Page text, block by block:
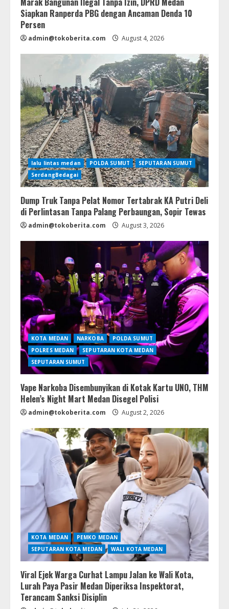
Siapkan Ranperda PBG dengan Ancaman Denda 10
Persen
admin@tokoberita.com August 4, 2026
lalu lintas medan POLDA SUMUT
SEPUTARAN SUMUT
SerdangBedagai
Dump Truk Tanpa Pelat Nomor Tertabrak KA Putri Deli
di Perlintasan Tanpa Palang Perbaungan, Sopir Tewas
admin@tokoberita.com August 3, 2026
KOTA MEDAN NARKOBA
POLDA SUMUT
POLRES MEDAN
SEPUTARAN KOTA MEDAN
SEPUTARAN SUMUT
Vape Narkoba Disembunyikan di Kotak Kartu UNO, THM
Helen’s Night Mart Medan Disegel Polisi
admin@tokoberita.com August 2, 2026
KOTA MEDAN
PEMKO MEDAN
SEPUTARAN KOTA MEDAN
WALI KOTA MEDAN
Viral Ejek Warga Curhat Lampu Jalan ke Wali Kota,
Lurah Paya Pasir Medan Diperiksa Inspektorat,
Terancam Sanksi Disiplin